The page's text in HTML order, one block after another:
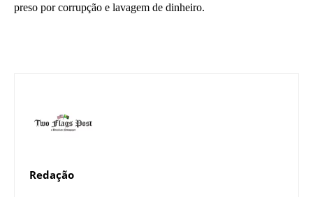
preso por corrupção e lavagem de dinheiro.
Redação